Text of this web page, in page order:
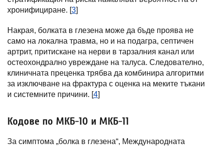
хронифициране. [3]
Накрая, болката в глезена може да бъде проява не
само на локална травма, но и на подагра, септичен
артрит, притискане на нерви в тарзалния канал или
остеохондрално увреждане на талуса. Следователно,
клиничната преценка трябва да комбинира алгоритми
за изключване на фрактура с оценка на меките тъкани
и системните причини. [4]
Кодове по МКБ-10 и МКБ-11
За симптома „болка в глезена“, Международната